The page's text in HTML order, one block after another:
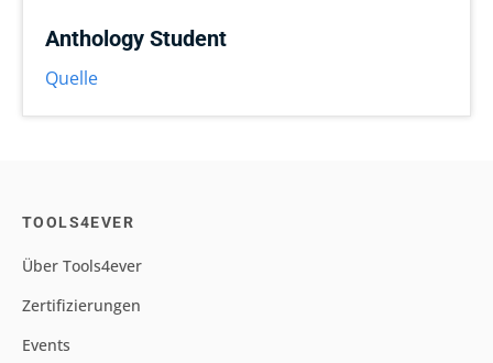
Anthology Student
Quelle
TOOLS4EVER
Über Tools4ever
Zertifizierungen
Events